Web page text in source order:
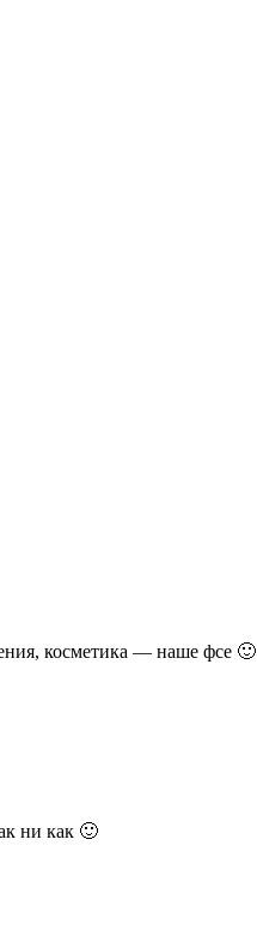
косметика — наше фсе 🙂
ни как 🙂